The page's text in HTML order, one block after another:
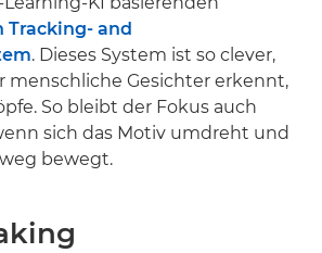
and
. Dieses System ist so clever,
menschliche Gesichter erkennt,
So bleibt der Fokus auch
sich das Motiv umdreht und
bewegt.